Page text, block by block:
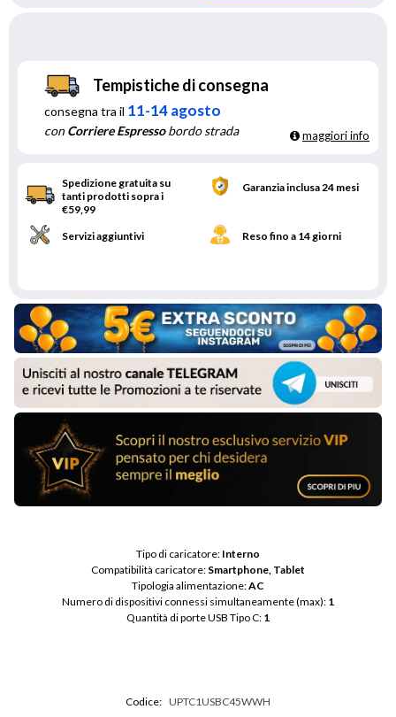
Tempistiche di consegna
consegna tra il 11-14 agosto
conCorriere Espressobordo strada maggiori info
Spedizione gratuita su
tanti prodotti sopra i
€59,99
Garanzia inclusa 24 mesi
Servizi aggiuntivi Reso fino a 14 giorni
Tipo di caricatore: Interno
Compatibilità caricatore: Smartphone, Tablet
Tipologia alimentazione: AC
Numero di dispositivi connessi simultaneamente (max): 1
Quantità di porte USB Tipo C: 1
Codice: UPTC1USBC45WWH